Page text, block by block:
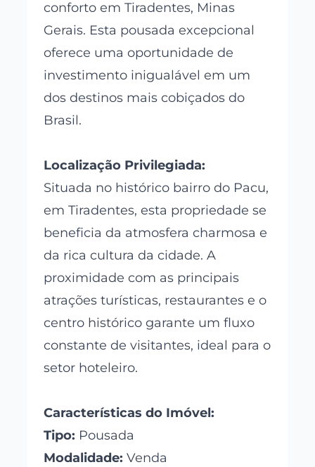
conforto em Tiradentes, Minas
Gerais. Esta pousada excepcional
oferece uma oportunidade de
investimento inigualável em um
dos destinos mais cobiçados do
Brasil.
Localização Privilegiada:
Situada no histórico bairro do Pacu,
em Tiradentes, esta propriedade se
beneficia da atmosfera charmosa e
da rica cultura da cidade. A
proximidade com as principais
atrações turísticas, restaurantes e o
centro histórico garante um fluxo
constante de visitantes, ideal para o
setor hoteleiro.
Características do Imóvel:
Tipo: Pousada
Modalidade: Venda